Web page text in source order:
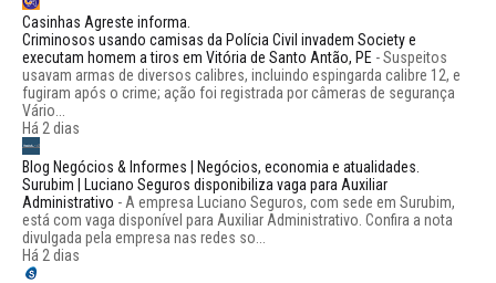
Casinhas Agreste informa.
Criminosos usando camisas da Polícia Civil invadem Society e
executam homem a tiros em Vitória de Santo Antão, PE -Suspeitos
usavam armas de diversos calibres, incluindo espingarda calibre 12, e
fugiram após o crime; ação foi registrada por câmeras de segurança
Vário...
Há 2 dias
Blog Negócios & Informes | Negócios, economia e atualidades.
Surubim | Luciano Seguros disponibiliza vaga para Auxiliar
Administrativo - A empresa Luciano Seguros, com sede em Surubim,
está com vaga disponível para Auxiliar Administrativo. Confira a nota
divulgada pela empresa nas redes so...
Há 2 dias